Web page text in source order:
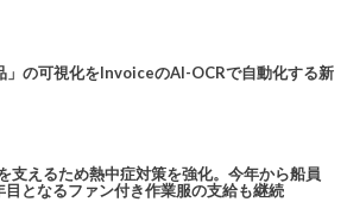
の可視化をInvoiceのAI-OCRで自動化する新
支えるため熱中症対策を強化。今年から船員
となるファン付き作業服の支給も継続